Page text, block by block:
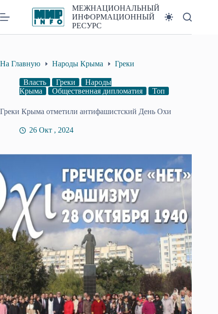
к
сути
МЕЖНАЦИОНАЛЬНЫЙ
ИНФОРМАЦИОННЫЙ
РЕСУРС
На Главную Народы Крыма Греки
Власть Греки
Народы
Крыма
Общественная дипломатия Топ
Греки Крыма отметили антифашистский День Охи
26 Окт , 2024